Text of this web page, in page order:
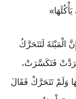
»
لَتَتَحَرَّكُ
فَتَكَسَّرَتْ،
وَلَمْ تَتَحَرَّكْ فَقَالَ